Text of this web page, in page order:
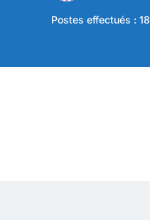
Postes effectués : 18